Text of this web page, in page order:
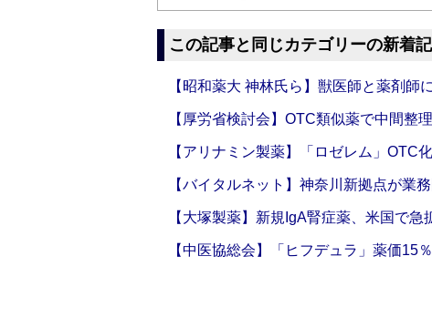
この記事と同じカテゴリーの新着
【昭和薬大 神林氏ら】獣医師と薬剤師
【厚労省検討会】OTC類似薬で中間整
【アリナミン製薬】「ロゼレム」OTC
【バイタルネット】神奈川新拠点が業
【大塚製薬】新規IgA腎症薬、米国で急
【中医協総会】「ヒフデュラ」薬価15